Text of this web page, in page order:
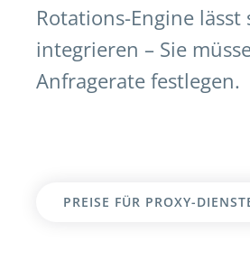
Rotations-Engine lässt
integrieren – Sie
Anfragerate festlegen.
PREISE FÜR PROXY-